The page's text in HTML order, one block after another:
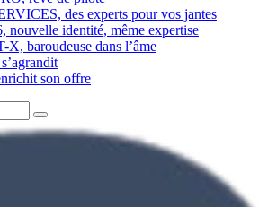
des experts pour vos jantes
nouvelle identité, même expertise
baroudeuse dans l’âme
son offre